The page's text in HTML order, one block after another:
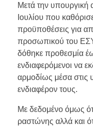
Μετά την
Ιουλίου που
προϋποθέσεις για
προσωπικού του ΕΣΥ
δόθηκε προθεσμία
ενδιαφερόμενοι να
αρμοδίως μέσα στις
ενδιαφέρον τους.
Με δεδομένο όμως
ραστώνης αλλά και